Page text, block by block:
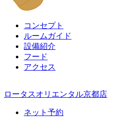
コンセプト
ルームガイド
設備紹介
フード
アクセス
ロータスオリエンタル京都店
ネット予約